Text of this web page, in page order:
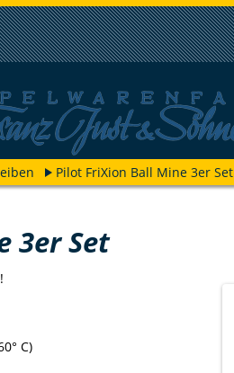
Pilot FriXion Ball Mine 3er Set
3er Set
C)